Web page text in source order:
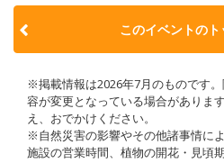
このイベントの
※掲載情報は2026年7月のものです
容が変更となっている場合がありま
え、おでかけください。
※自然災害の影響やその他諸事情に
施設の営業時間、植物の開花・見頃